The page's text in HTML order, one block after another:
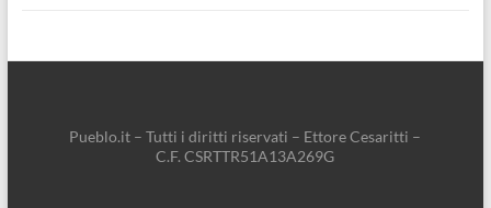
Pueblo.it – Tutti i diritti riservati – Ettore Cesaritti –
C.F. CSRTTR51A13A269G